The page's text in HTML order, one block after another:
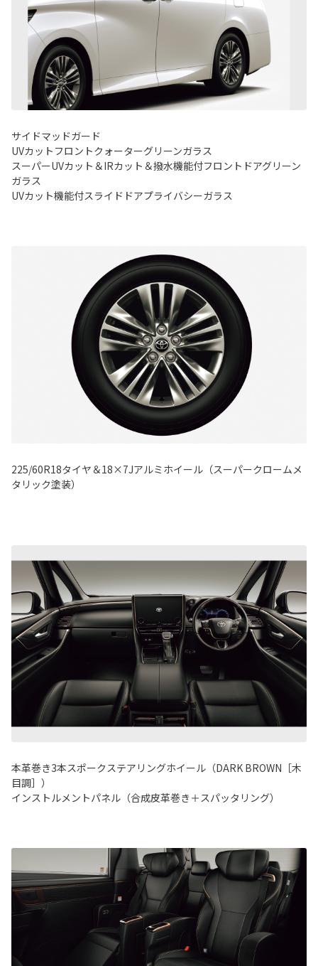
サイドマッドガード
UVカットフロントクォーターグリーンガラス
スーパーUVカット＆IRカット＆撥水機能付フロントドアグリーン
ガラス
UVカット機能付スライドドアプライバシーガラス
225/60R18タイヤ＆18×7Jアルミホイール（スーパークロームメ
タリック塗装）
本革巻き3本スポークステアリングホイール（DARK BROWN［木
目調］）
インストルメントパネル（合成皮革巻き＋スパッタリング）